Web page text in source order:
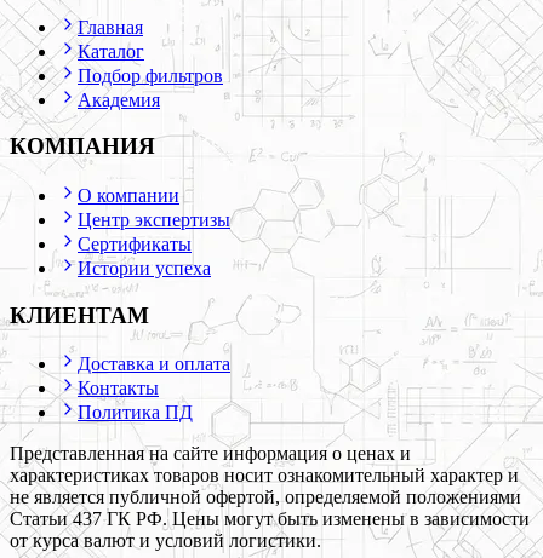
Главная
Каталог
Подбор фильтров
Академия
КОМПАНИЯ
О компании
Центр экспертизы
Сертификаты
Истории успеха
КЛИЕНТАМ
Доставка и оплата
Контакты
Политика ПД
Представленная на сайте информация о ценах и
характеристиках товаров носит ознакомительный характер и
не является публичной офертой, определяемой положениями
Статьи 437 ГК РФ. Цены могут быть изменены в зависимости
от курса валют и условий логистики.